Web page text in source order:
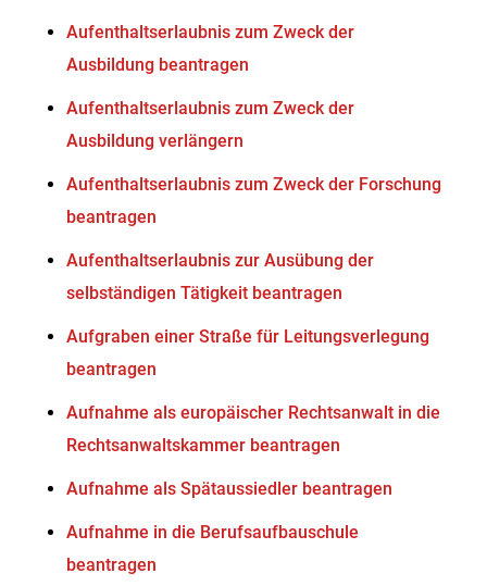
Aufenthaltserlaubnis zum Zweck der
Ausbildung beantragen
Aufenthaltserlaubnis zum Zweck der
Ausbildung verlängern
Aufenthaltserlaubnis zum Zweck der Forschung
beantragen
Aufenthaltserlaubnis zur Ausübung der
selbständigen Tätigkeit beantragen
Aufgraben einer Straße für Leitungsverlegung
beantragen
Aufnahme als europäischer Rechtsanwalt in die
Rechtsanwaltskammer beantragen
Aufnahme als Spätaussiedler beantragen
Aufnahme in die Berufsaufbauschule
beantragen